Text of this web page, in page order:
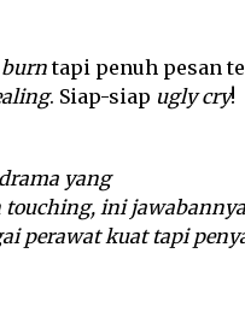
tapi penuh pesan
. Siap-siap ugly cry!
yang
ini
perawat kuat tapi